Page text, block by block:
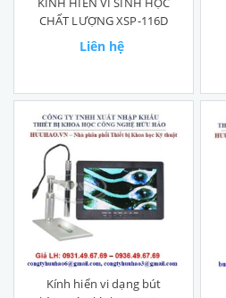
CHẤT LƯỢNG XSP-116D
Liên hệ
Kính hiển vi dạng bút